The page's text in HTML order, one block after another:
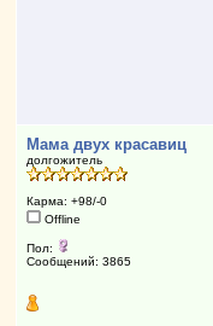
Мама двух красавиц
долгожитель
Карма: +98/-0
Offline
Пол:
Сообщений: 3865